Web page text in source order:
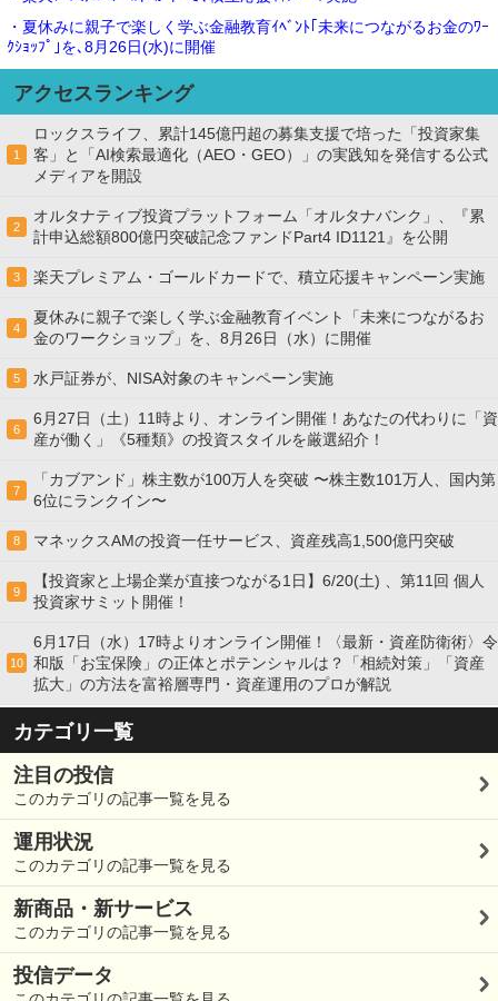
・夏休みに親子で楽しく学ぶ金融教育ｲﾍﾞﾝﾄ｢未来につながるお金のﾜｰ
ｸｼｮｯﾌﾟ｣を､8月26日(水)に開催
アクセスランキング
1
ロックスライフ、累計145億円超の募集支援で培った「投資家集
客」と「AI検索最適化（AEO・GEO）」の実践知を発信する公式
メディアを開設
2
オルタナティブ投資プラットフォーム「オルタナバンク」、『累
計申込総額800億円突破記念ファンドPart4 ID1121』を公開
3 楽天プレミアム・ゴールドカードで、積立応援キャンペーン実施
4
夏休みに親子で楽しく学ぶ金融教育イベント「未来につながるお
金のワークショップ」を、8月26日（水）に開催
5 水戸証券が、NISA対象のキャンペーン実施
6
6月27日（土）11時より、オンライン開催！あなたの代わりに「資
産が働く」《5種類》の投資スタイルを厳選紹介！
7
「カブアンド」株主数が100万人を突破 〜株主数101万人、国内第
6位にランクイン〜
8 マネックスAMの投資一任サービス、資産残高1,500億円突破
9
【投資家と上場企業が直接つながる1日】6/20(土) 、第11回 個人
投資家サミット開催！
10
6月17日（水）17時よりオンライン開催！〈最新・資産防衛術〉令
和版「お宝保険」の正体とポテンシャルは？「相続対策」「資産
拡大」の方法を富裕層専門・資産運用のプロが解説
カテゴリ一覧
注目の投信
このカテゴリの記事一覧を見る
運用状況
このカテゴリの記事一覧を見る
新商品・新サービス
このカテゴリの記事一覧を見る
投信データ